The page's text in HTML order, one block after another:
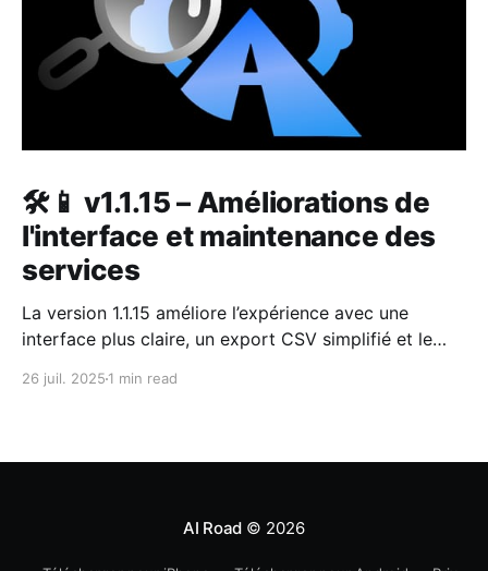
🛠📱 v1.1.15 – Améliorations de
l'interface et maintenance des
services
La version 1.1.15 améliore l’expérience avec une
interface plus claire, un export CSV simplifié et le
26 juil. 2025 1 min read
AI Road © 2026